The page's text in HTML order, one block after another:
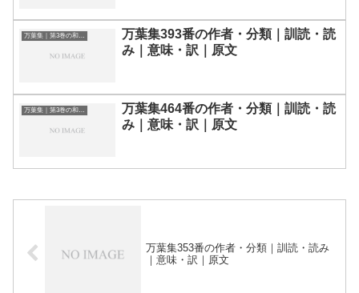
万葉集｜第3巻の和歌一覧
万葉集393番の作者・分類｜訓読・読
み｜意味・訳｜原文
万葉集464番の作者・分類｜訓読・読
み｜意味・訳｜原文
万葉集353番の作者・分類｜訓読・読み
｜意味・訳｜原文